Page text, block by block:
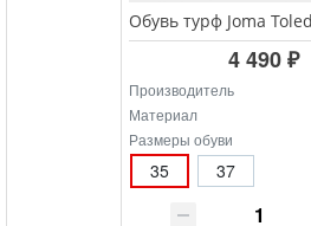
4 490 ₽
Производитель
Материал
Размеры обуви
35 37